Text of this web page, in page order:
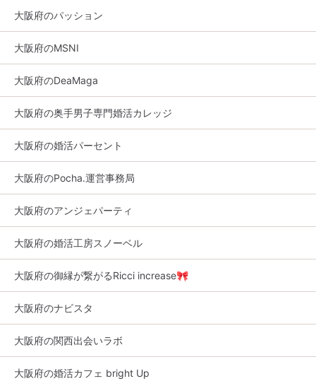
大阪府のパッション
大阪府のMSNI
大阪府のDeaMaga
大阪府の奥手男子専門婚活カレッジ
大阪府の婚活パーセント
大阪府のPocha.運営事務局
大阪府のアンジェパーティ
大阪府の婚活工房スノーベル
大阪府の御縁が繋がるRicci increase🎀
大阪府のナビスタ
大阪府の関西出会いラボ
大阪府の婚活カフェ bright Up